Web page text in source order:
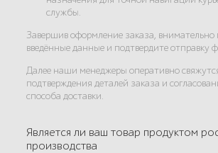
службы.
Завершив оформление заказа, внимательно
введённые данные и подтвердите отправку
Далее наши менеджеры оперативно
подтверждения деталей заказа и
способа доставки.
Является ли ваш товар продуктом
производства